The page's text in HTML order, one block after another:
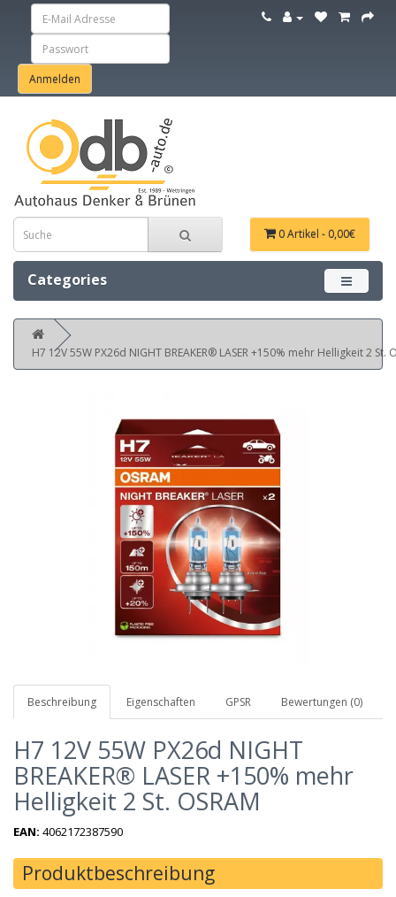
0 Artikel - 0,00€
Categories Menü
H7 12V 55W PX26d NIGHT BREAKER® LASER +150% mehr Helligkeit 2 St.
Beschreibung Eigenschaften GPSR Bewertungen (0)
H7 12V 55W PX26d NIGHT
BREAKER® LASER +150% mehr
Helligkeit 2 St. OSRAM
EAN: 4062172387590
Produktbeschreibung